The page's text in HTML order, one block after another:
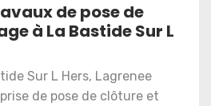
de pose de
à La Bastide Sur L
Sur L Hers, Lagrenee
de pose de clôture et